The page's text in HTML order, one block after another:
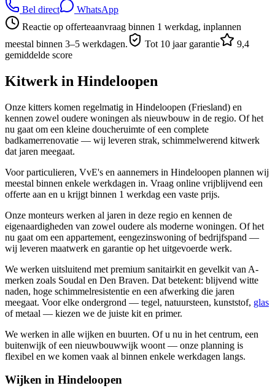
Bel direct
WhatsApp
Reactie op offerteaanvraag binnen 1 werkdag, inplannen
meestal binnen 3–5 werkdagen.
Tot 10 jaar garantie
9,4
gemiddelde score
Kitwerk in Hindeloopen
Onze kitters komen regelmatig in Hindeloopen (Friesland) en
kennen zowel oudere woningen als nieuwbouw in de regio. Of het
nu gaat om een kleine doucheruimte of een complete
badkamerrenovatie — wij leveren strak, schimmelwerend kitwerk
dat jaren meegaat.
Voor particulieren, VvE's en aannemers in Hindeloopen plannen wij
meestal binnen enkele werkdagen in. Vraag online vrijblijvend een
offerte aan en u krijgt binnen 1 werkdag een vaste prijs.
Onze monteurs werken al jaren in deze regio en kennen de
eigenaardigheden van zowel oudere als moderne woningen. Of het
nu gaat om een appartement, eengezinswoning of bedrijfspand —
wij leveren maatwerk en garantie op het uitgevoerde werk.
We werken uitsluitend met premium sanitairkit en gevelkit van A-
merken zoals Soudal en Den Braven. Dat betekent: blijvend witte
naden, hoge schimmelresistentie en een afwerking die jaren
meegaat. Voor elke ondergrond — tegel, natuursteen, kunststof, glas
of metaal — kiezen we de juiste kit en primer.
We werken in alle wijken en buurten. Of u nu in het centrum, een
buitenwijk of een nieuwbouwwijk woont — onze planning is
flexibel en we komen vaak al binnen enkele werkdagen langs.
Wijken in Hindeloopen